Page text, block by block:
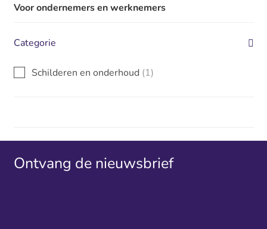
Voor ondernemers en werknemers
Categorie
Schilderen en onderhoud (1)
Ontvang de nieuwsbrief